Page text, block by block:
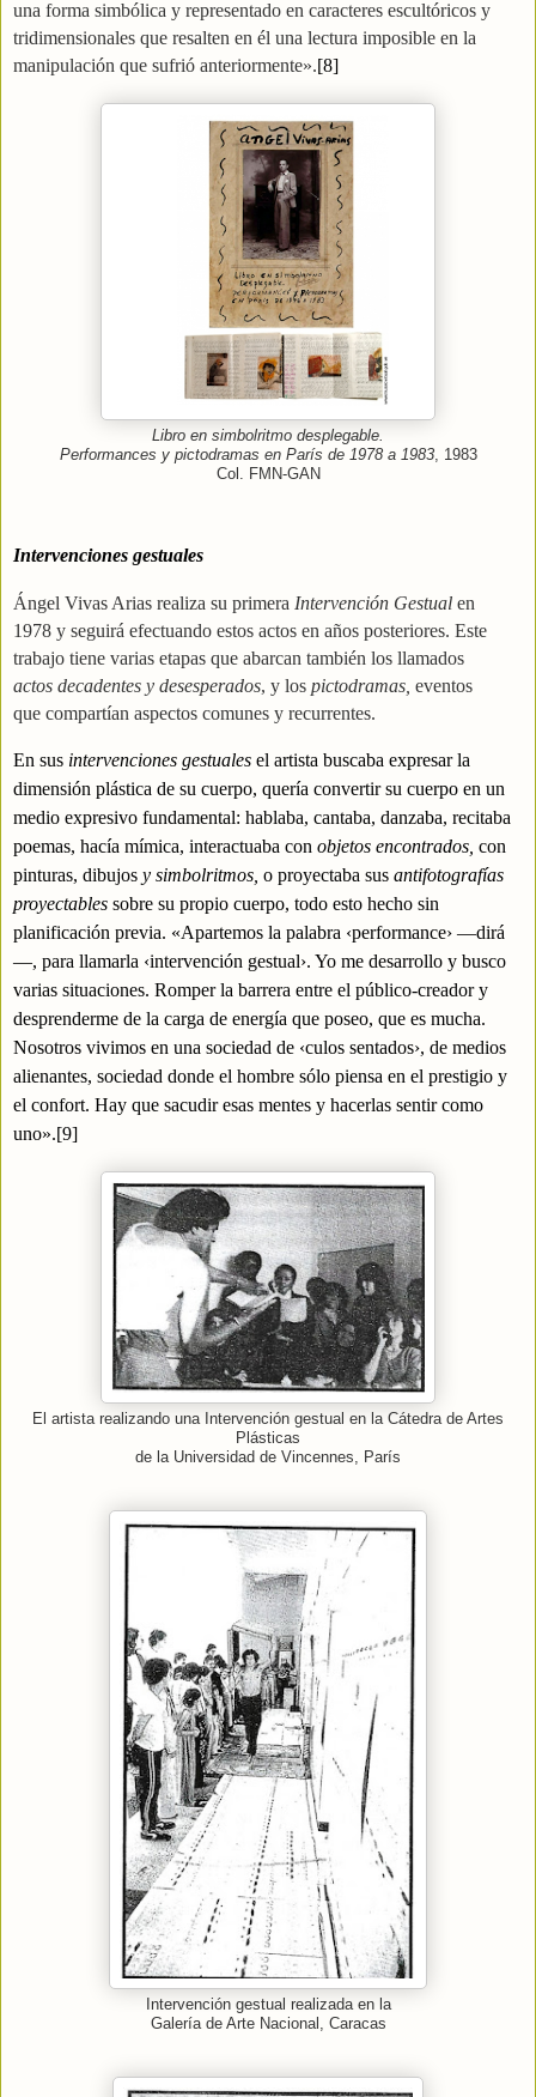
una forma simbólica y representado en caracteres escultóricos y
tridimensionales que resalten en él una lectura imposible en la
manipulación que sufrió anteriormente».[8]
Libro en simbolritmo desplegable.
Performances y pictodramas en París de 1978 a 1983, 1983
Col. FMN-GAN
Intervenciones gestuales
Ángel Vivas Arias realiza su primera Intervención Gestual en
1978 y seguirá efectuando estos actos en años posteriores. Este
trabajo tiene varias etapas que abarcan también los llamados
actos decadentes y desesperados, y los pictodramas, eventos
que compartían aspectos comunes y recurrentes.
En sus intervenciones gestuales el artista buscaba expresar la
dimensión plástica de su cuerpo, quería convertir su cuerpo en un
medio expresivo fundamental: hablaba, cantaba, danzaba, recitaba
poemas, hacía mímica, interactuaba con objetos encontrados, con
pinturas, dibujos y simbolritmos, o proyectaba sus antifotografías
proyectables sobre su propio cuerpo, todo esto hecho sin
planificación previa. «Apartemos la palabra ‹performance› —dirá
—, para llamarla ‹intervención gestual›. Yo me desarrollo y busco
varias situaciones. Romper la barrera entre el público-creador y
desprenderme de la carga de energía que poseo, que es mucha.
Nosotros vivimos en una sociedad de ‹culos sentados›, de medios
alienantes, sociedad donde el hombre sólo piensa en el prestigio y
el confort. Hay que sacudir esas mentes y hacerlas sentir como
uno».[9]
El artista realizando una Intervención gestual en la Cátedra de Artes
Plásticas
de la Universidad de Vincennes, París
Intervención gestual realizada en la
Galería de Arte Nacional, Caracas